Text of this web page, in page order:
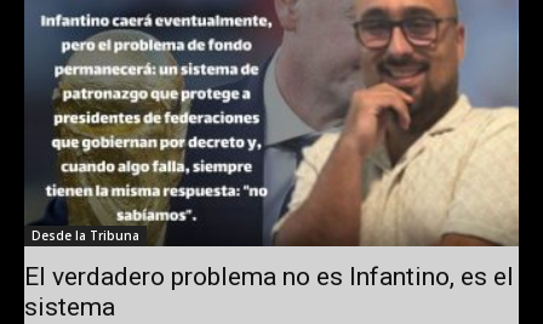
Desde la Tribuna
El verdadero problema no es Infantino, es el
sistema